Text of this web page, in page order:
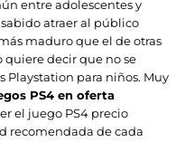
entre adolescentes y
atraer al público
maduro que el de otras
quiere decir que no se
Playstation para niños. Muy
PS4 en oferta
el juego PS4 precio
recomendada de cada